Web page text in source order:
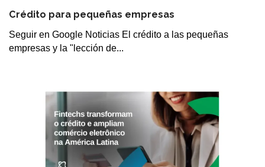
Crédito para pequeñas empresas
Seguir en Google Noticias El crédito a las pequeñas
empresas y la "lección de...